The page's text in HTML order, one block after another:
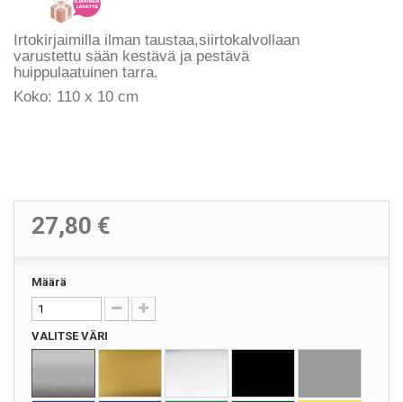
Irtokirjaimilla ilman taustaa,siirtokalvollaan
varustettu sään kestävä ja pestävä
huippulaatuinen tarra.
Koko: 110 x 10 cm
27,80 €
Määrä
VALITSE VÄRI